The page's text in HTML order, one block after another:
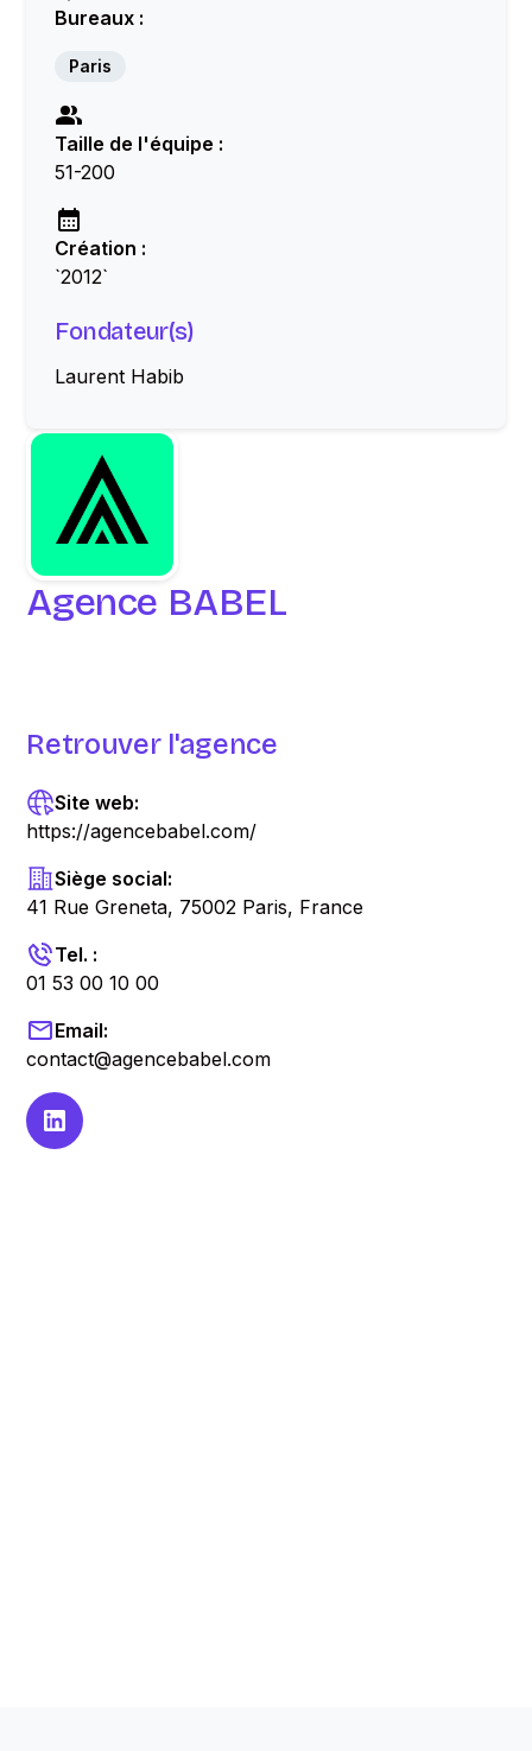
Agence BABEL
Bureaux :
Paris
Taille de l'équipe :
51-200
Création :
`2012`
Fondateur(s)
Laurent Habib
Retrouver l'agence
Site web:
https://agencebabel.com/
Siège social:
41 Rue Greneta, 75002 Paris, France
Tel. :
01 53 00 10 00
Email:
contact@agencebabel.com